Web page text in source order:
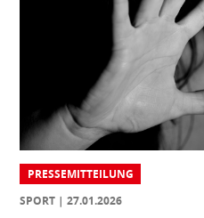
PRESSEMITTEILUNG
SPORT
27.01.2026